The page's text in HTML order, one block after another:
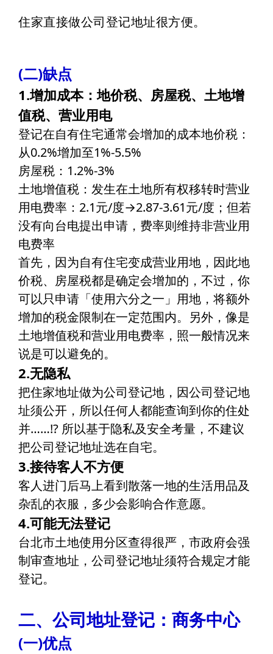
住家直接做公司登记地址很方便。
(二)缺点
1.增加成本：地价税、房屋税、土地增
值税、营业用电
登记在自有住宅通常会增加的成本地价税：
从0.2%增加至1%-5.5%
房屋税：1.2%-3%
土地增值税：发生在土地所有权移转时营业
用电费率：2.1元/度→2.87-3.61元/度；但若
没有向台电提出申请，费率则维持非营业用
电费率
首先，因为自有住宅变成营业用地，因此地
价税、房屋税都是确定会增加的，不过，你
可以只申请「使用六分之一」用地，将额外
增加的税金限制在一定范围内。另外，像是
土地增值税和营业用电费率，照一般情况来
说是可以避免的。
2.无隐私
把住家地址做为公司登记地，因公司登记地
址须公开，所以任何人都能查询到你的住处
并……!? 所以基于隐私及安全考量，不建议
把公司登记地址选在自宅。
3.接待客人不方便
客人进门后马上看到散落一地的生活用品及
杂乱的衣服，多少会影响合作意愿。
4.可能无法登记
台北市土地使用分区查得很严，市政府会强
制审查地址，公司登记地址须符合规定才能
登记。
二、公司地址登记：商务中心
(一)优点